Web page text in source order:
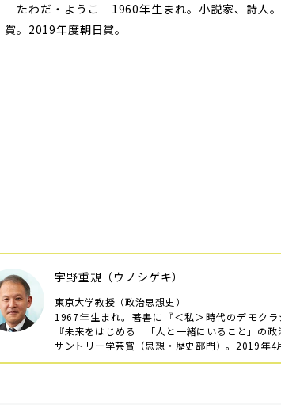
たわだ・ようこ 1960年生まれ。小説家、詩人
賞。2019年度朝日賞。
宇野重規（ウノシゲキ）
東京大学教授（政治思想史）
1967年生まれ。著書に『＜私＞時代のデモク
『未来をはじめる 「人と一緒にいること」の
サントリー学芸賞（思想・歴史部門）。2019年4